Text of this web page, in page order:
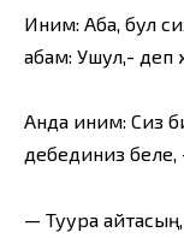
Иним: Аба, бул
абам: Ушул,- деп
Анда иним: Сиз
дебединиз беле,
— Туура айтасың,